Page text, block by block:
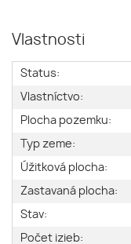
Vlastnosti
Status:
Vlastníctvo:
Plocha pozemku:
Typ zeme:
Úžitková plocha:
Zastavaná plocha:
Stav:
Počet izieb: